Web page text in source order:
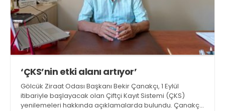
‘ÇKS’nin etki alanı artıyor’
Gölcük Ziraat Odası Başkanı Bekir Çanakçı, 1 Eylül
itibariyle başlayacak olan Çiftçi Kayıt Sistemi (ÇKS)
yenilemeleri hakkında açıklamalarda bulundu. Çanakçı,